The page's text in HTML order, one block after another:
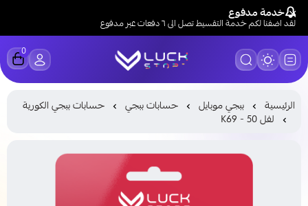
خدمة مدفوع
لقد اضفنا لكم خدمة التقسيط تصل الى ٦ دفعات عبر مدفوع
LUCK STORE
0
الرئيسية ببجي موبايل حسابات ببجي
حسابات ببجي الكورية
لفل 50 - K69